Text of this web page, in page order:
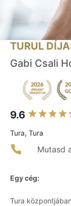
TURUL
Gabi Csali
9.6
Tura, Tura
Mutasd
Egy cég:
Tura